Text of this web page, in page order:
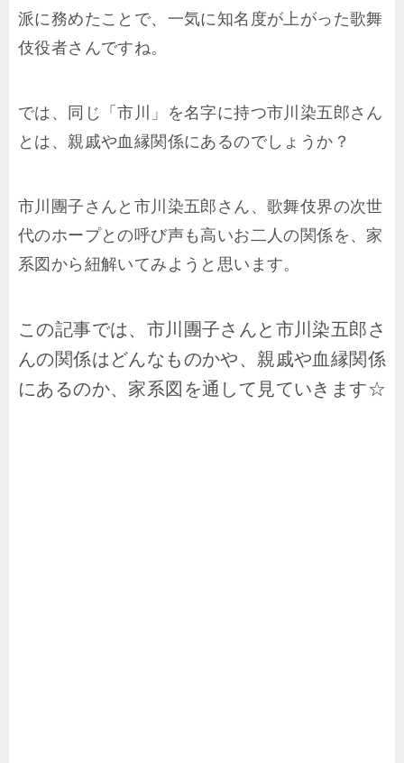
派に務めたことで、一気に知名度が上がった歌舞
伎役者さんですね。
では、同じ「市川」を名字に持つ市川染五郎さん
とは、親戚や血縁関係にあるのでしょうか？
市川團子さんと市川染五郎さん、歌舞伎界の次世
代のホープとの呼び声も高いお二人の関係を、家
系図から紐解いてみようと思います。
この記事では、市川團子さんと市川染五郎さ
んの関係はどんなものかや、親戚や血縁関係
にあるのか、家系図を通して見ていきます☆